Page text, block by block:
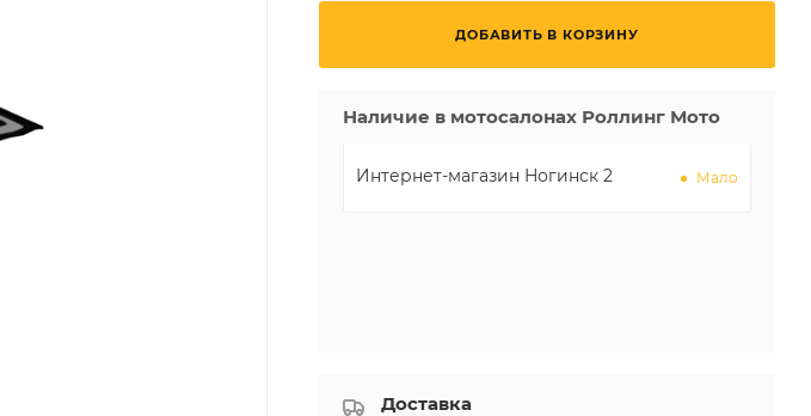
ДОБАВИТЬ В КОРЗИНУ
Наличие в мотосалонах Роллинг Мото
Интернет-магазин Ногинск 2 Мало
Доставка